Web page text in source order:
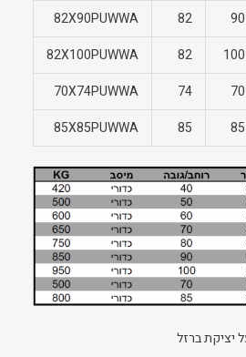
90
82
82X90PUWWA
100
82
82X100PUWWA
70
74
70X74PUWWA
85
85
85X85PUWWA
יציקת ברזל